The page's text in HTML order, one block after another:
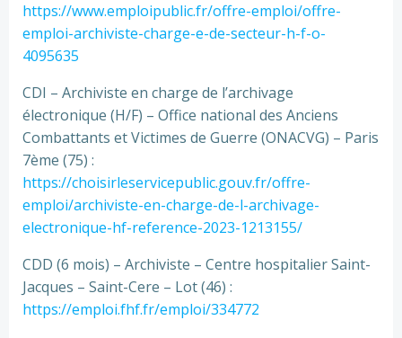
https://www.emploipublic.fr/offre-emploi/offre-
emploi-archiviste-charge-e-de-secteur-h-f-o-
4095635
CDI – Archiviste en charge de l’archivage
électronique (H/F) – Office national des Anciens
Combattants et Victimes de Guerre (ONACVG) – Paris
7ème (75) :
https://choisirleservicepublic.gouv.fr/offre-
emploi/archiviste-en-charge-de-l-archivage-
electronique-hf-reference-2023-1213155/
CDD (6 mois) – Archiviste – Centre hospitalier Saint-
Jacques – Saint-Cere – Lot (46) :
https://emploi.fhf.fr/emploi/334772